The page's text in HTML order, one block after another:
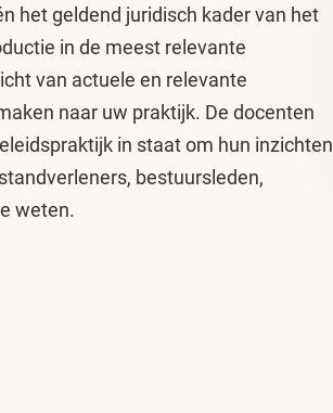
het geldend juridisch kader van het
in de meest relevante
van actuele en relevante
naar uw praktijk. De docenten
in staat om hun inzichten
bestuursleden,
weten.